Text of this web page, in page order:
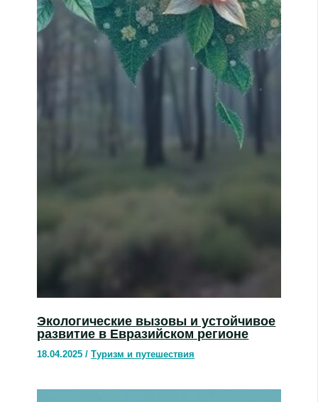
Экологические вызовы и устойчивое
развитие в Евразийском регионе
18.04.2025/Туризм и путешествия